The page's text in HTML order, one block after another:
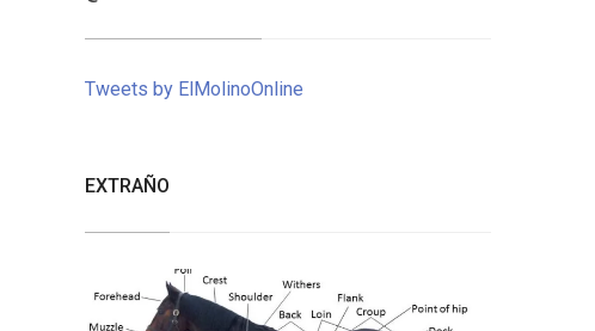
Tweets by ElMolinoOnline
EXTRAÑO